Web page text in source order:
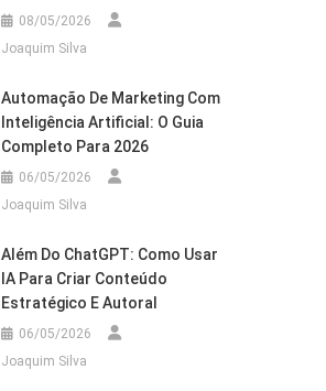
08/05/2026
Joaquim Silva
Automação De Marketing Com
Inteligência Artificial: O Guia
Completo Para 2026
06/05/2026
Joaquim Silva
Além Do ChatGPT: Como Usar
IA Para Criar Conteúdo
Estratégico E Autoral
06/05/2026
Joaquim Silva